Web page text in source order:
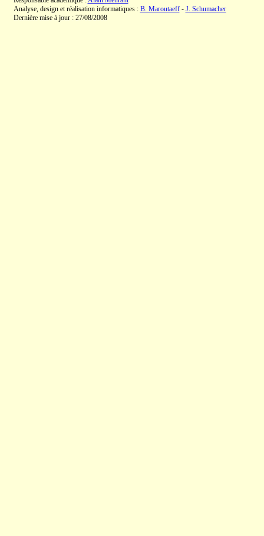
Analyse, design et réalisation informatiques : B. Maroutaeff- J. Schumacher
Dernière mise à jour : 27/08/2008